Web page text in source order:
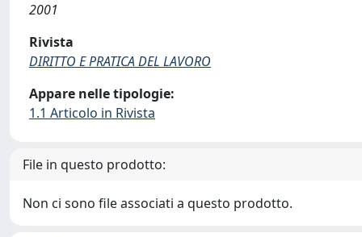
2001
Rivista
DIRITTO E PRATICA DEL LAVORO
Appare nelle tipologie:
1.1 Articolo in Rivista
File in questo prodotto:
Non ci sono file associati a questo prodotto.